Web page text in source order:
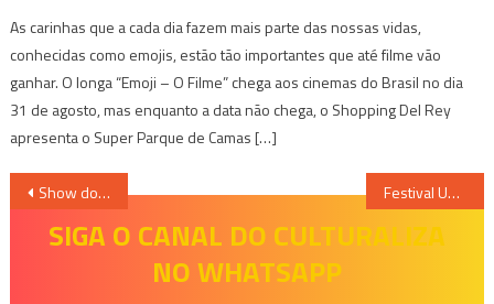
As carinhas que a cada dia fazem mais parte das nossas vidas,
conhecidas como emojis, estão tão importantes que até filme vão
ganhar. O longa “Emoji – O Filme” chega aos cinemas do Brasil no dia
31 de agosto, mas enquanto a data não chega, o Shopping Del Rey
apresenta o Super Parque de Camas […]
Navegação
Show do Capital Inicial em sua turnê “Sonora” agita KM de Vantagens Hall Festival Universo BH apresenta shows de Anitta e Iza no Mineirão
SIGA O CANAL DO CULTURALIZA
NO WHATSAPP